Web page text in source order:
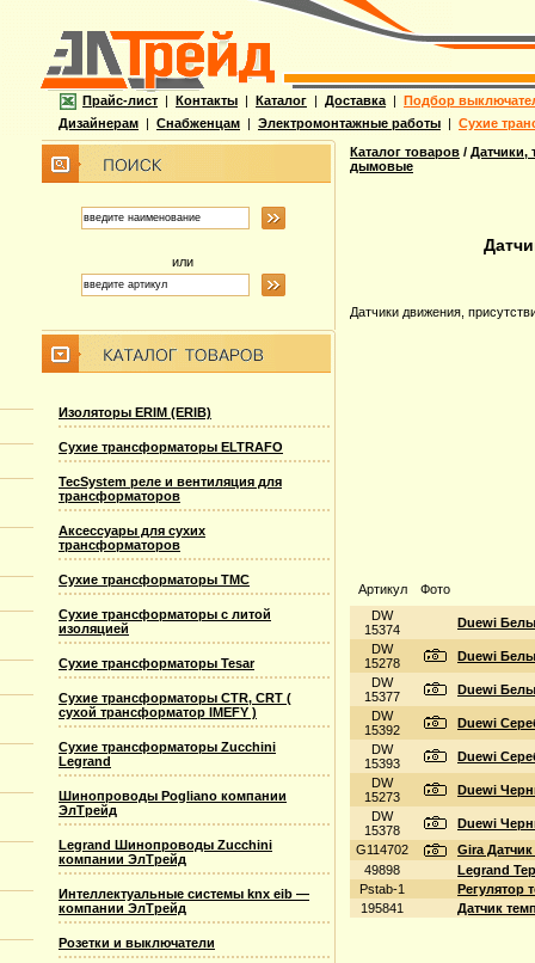
Прайс-лист | Контакты | Каталог | Доставка | Подбор
Дизайнерам | Снабженцам | Электромонтажные работы | Сухие
или
Изоляторы ERIM (ERIB)
Сухие трансформаторы ELTRAFO
TecSystem реле и вентиляция для
трансформаторов
Аксессуары для сухих
трансформаторов
Сухие трансформаторы TMC
Сухие трансформаторы с литой
изоляцией
Сухие трансформаторы Tesar
Сухие трансформаторы CTR, CRT (
сухой трансформатор IMEFY )
Сухие трансформаторы Zucchini
Legrand
Шинопроводы Pogliano компании
ЭлТрейд
Legrand Шинопроводы Zucchini
компании ЭлТрейд
Интеллектуальные системы knx eib —
компании ЭлТрейд
Розетки и выключатели
Каталог товаров / Датчики,
дымовые
Датчики движения,
Артикул
Фото
DW
15374
Duewi
DW
15278
Duewi
DW
15377
Duewi
DW
15392
Duewi
DW
15393
Duewi
DW
15273
Duewi
DW
15378
Duewi
G114702
Gira
49898
Legrand
Pstab-1
Регулятор
195841
Датчик